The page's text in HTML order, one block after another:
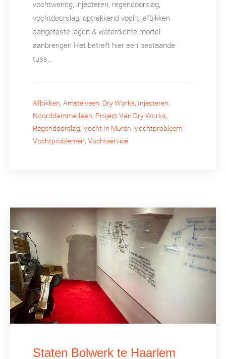
vochtwering, injecteren, regendoorslag,
vochtdoorslag, optrekkend vocht, afbikken
aangetaste lagen & waterdichte mortel
aanbrengen Het betreft hier een bestaande
tuss...
Afbikken, Amstelveen, Dry Works, Injecteren,
Noorddammerlaan, Project Van Dry Works,
Regendoorslag, Vocht In Muren, Vochtprobleem,
Vochtproblemen, Vochtservice
Staten Bolwerk te Haarlem